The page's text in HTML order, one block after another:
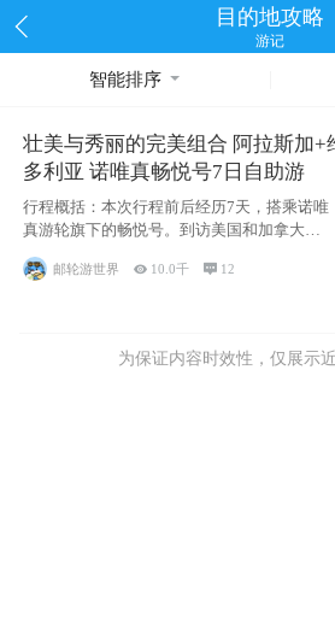
目的地攻略
游记
智能排序
壮美与秀丽的完美组合 阿拉斯加+
多利亚 诺唯真畅悦号7日自助游
行程概括：本次行程前后经历7天，搭乘诺唯
真游轮旗下的畅悦号。到访美国和加拿大的4
个州/省：美国华盛顿州
邮轮游世界  10.0千  12
为保证内容时效性，仅展示